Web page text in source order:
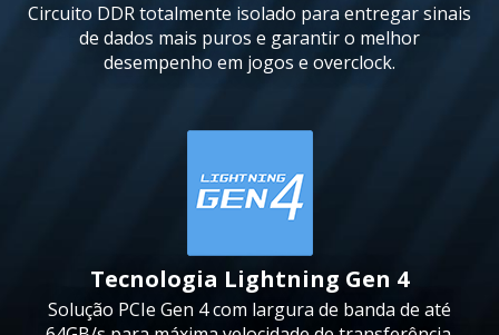
Circuito DDR totalmente isolado para entregar sinais
de dados mais puros e garantir o melhor
desempenho em jogos e overclock.
Tecnologia Lightning Gen 4
Solução PCIe Gen 4 com largura de banda de até